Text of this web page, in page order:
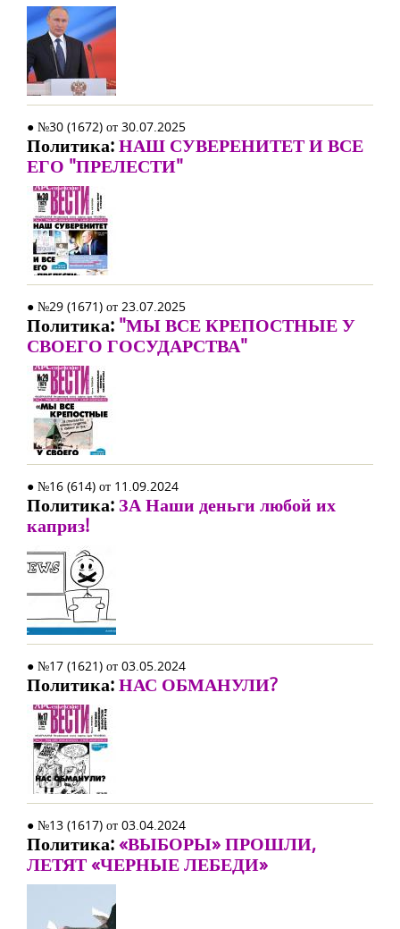
● №30 (1672) от 30.07.2025
Политика:НАШ СУВЕРЕНИТЕТ И ВСЕ
ЕГО "ПРЕЛЕСТИ"
● №29 (1671) от 23.07.2025
Политика: "МЫ ВСЕ КРЕПОСТНЫЕ У
СВОЕГО ГОСУДАРСТВА"
● №16 (614) от 11.09.2024
Политика: ЗА Наши деньги любой их
каприз!
● №17 (1621) от 03.05.2024
Политика:НАС ОБМАНУЛИ?
● №13 (1617) от 03.04.2024
Политика:«ВЫБОРЫ» ПРОШЛИ,
ЛЕТЯТ «ЧЕРНЫЕ ЛЕБЕДИ»